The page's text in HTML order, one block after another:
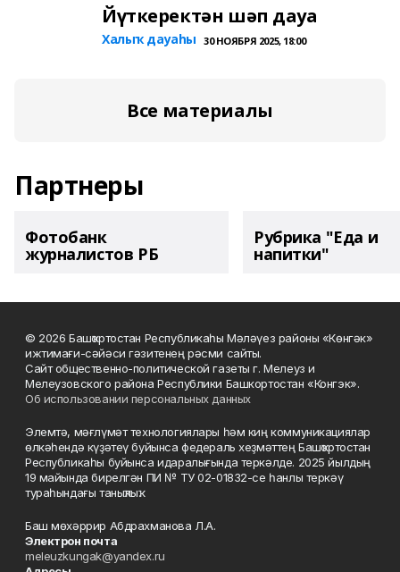
Йүткеректән шәп дауа
Халыҡ дауаһы 30 НОЯБРЯ 2025, 18:00
Все материалы
Партнеры
Фотобанк
журналистов РБ
Рубрика "Еда и
напитки"
© 2026 Башҡортостан Республикаһы Мәләүез районы «Көнгәк»
ижтимағи-сәйәси гәзитенең рәсми сайты.
Сайт общественно-политической газеты г. Мелеуз и
Мелеузовского района Республики Башкортостан «Конгэк».
Об использовании персональных данных
Элемтә, мәғлүмәт технологиялары һәм киң коммуникациялар
өлкәһендә күҙәтеү буйынса федераль хеҙмәттең Башҡортостан
Республикаһы буйынса идаралығында теркәлде. 2025 йылдың
19 майында бирелгән ПИ № ТУ 02-01832-се һанлы теркәү
тураһындағы таныҡлыҡ.
Баш мөхәррир Абдрахманова Л.А.
Электрон почта
meleuzkungak@yandex.ru